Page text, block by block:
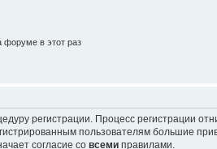
в этот раз
регистрации. Процесс регистрации
пользователям большие
согласие со всеми правилами.